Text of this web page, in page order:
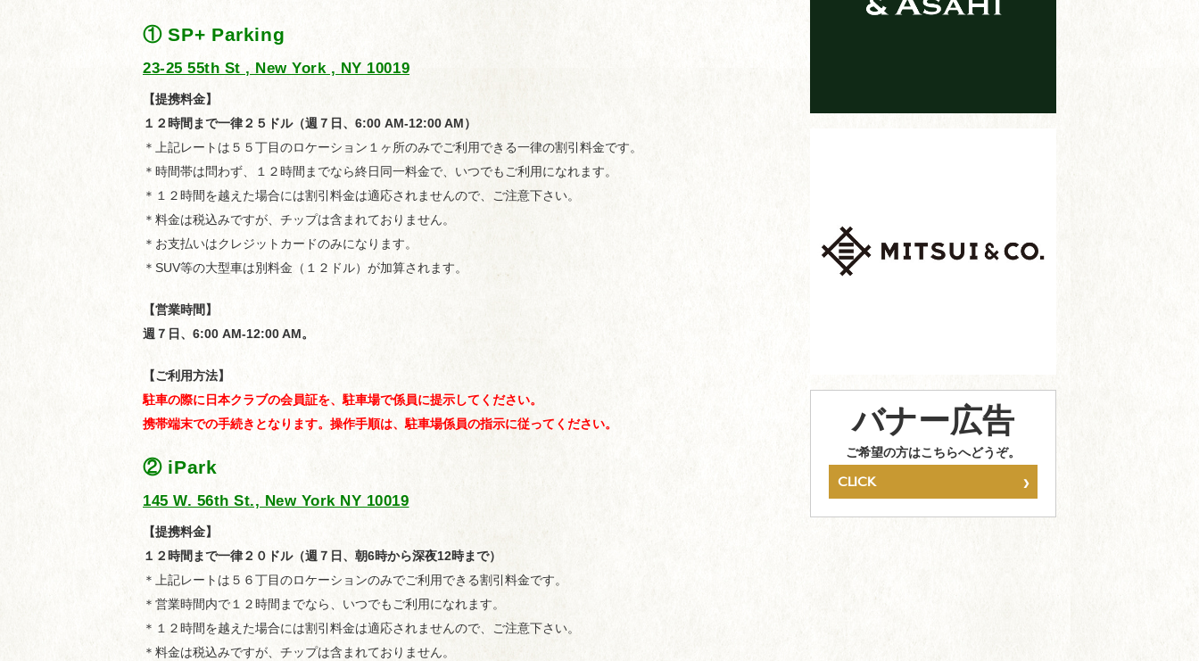
① SP+ Parking
23-25 55th St , New York , NY 10019
【提携料金】
１２時間まで一律２５ドル（週７日、6:00 AM-12:00 AM）
＊上記レートは５５丁目のロケーション１ヶ所のみでご利用できる一律の割引料金です。
＊時間帯は問わず、１２時間までなら終日同一料金で、いつでもご利用になれます。
＊１２時間を越えた場合には割引料金は適応されませんので、ご注意下さい。
＊料金は税込みですが、チップは含まれておりません。
＊お支払いはクレジットカードのみになります。
＊SUV等の大型車は別料金（１２ドル）が加算されます。
【営業時間】
週７日、6:00 AM-12:00 AM。
【ご利用方法】
駐車の際に日本クラブの会員証を、駐車場で係員に提示してください。
携帯端末での手続きとなります。操作手順は、駐車場係員の指示に従ってください。
② iPark
145 W. 56th St., New York NY 10019
【提携料金】
１２時間まで一律２０ドル（週７日、朝6時から深夜12時まで）
＊上記レートは５６丁目のロケーションのみでご利用できる割引料金です。
＊営業時間内で１２時間までなら、いつでもご利用になれます。
＊１２時間を越えた場合には割引料金は適応されませんので、ご注意下さい。
＊料金は税込みですが、チップは含まれておりません。
バナー広告
ご希望の方はこちらへどうぞ。
CLICK ›